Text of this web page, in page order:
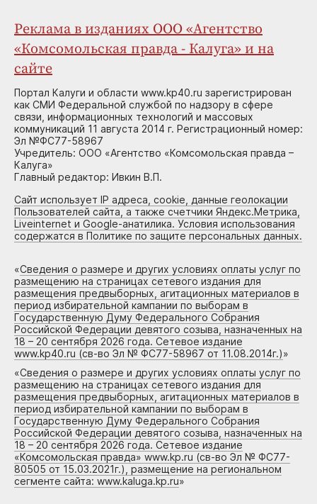
Реклама в изданиях ООО «Агентство
«Комсомольская правда - Калуга» и на
сайте
Портал Калуги и области www.kp40.ru зарегистрирован
как СМИ Федеральной службой по надзору в сфере
связи, информационных технологий и массовых
коммуникаций 11 августа 2014 г. Регистрационный номер:
Эл №ФС77-58967
Учредитель: ООО «Агентство «Комсомольская правда –
Калуга»
Главный редактор: Ивкин В.П.
Сайт использует IP адреса, cookie, данные геолокации
Пользователей сайта, а также счетчики Яндекс.Метрика,
Liveinternet и Google-анатилика. Условия использования
содержатся в Политике по защите персональных данных.
«Сведения о размере и других условиях оплаты услуг по
размещению на страницах сетевого издания для
размещения предвыборных, агитационных материалов в
период избирательной кампании по выборам в
Государственную Думу Федерального Собрания
Российской Федерации девятого созыва, назначенных на
18 – 20 сентября 2026 года. Сетевое издание
www.kp40.ru (св-во Эл № ФС77-58967 от 11.08.2014г.)»
«Сведения о размере и других условиях оплаты услуг по
размещению на страницах сетевого издания для
размещения предвыборных, агитационных материалов в
период избирательной кампании по выборам в
Государственную Думу Федерального Собрания
Российской Федерации девятого созыва, назначенных на
18 – 20 сентября 2026 года. Сетевое издание
«Комсомольская правда» www.kp.ru (св-во Эл № ФС77-
80505 от 15.03.2021г.), размещение на региональном
сегменте сайта: www.kaluga.kp.ru»